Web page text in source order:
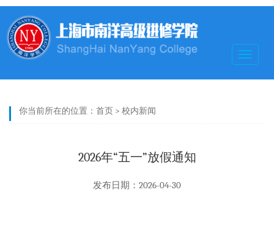
Toggle
你当前所在的位置： 首页 > 校内新闻
2026年“五一”放假通知
发布日期：2026-04-30